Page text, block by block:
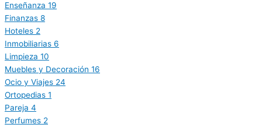
Enseñanza 19
Finanzas 8
Hoteles 2
Inmobiliarias 6
Limpieza 10
Muebles y Decoración 16
Ocio y Viajes 24
Ortopedias 1
Pareja 4
Perfumes 2